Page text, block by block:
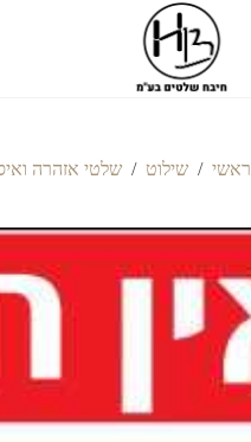
ראשי / שילוט / שלטי אזהרה